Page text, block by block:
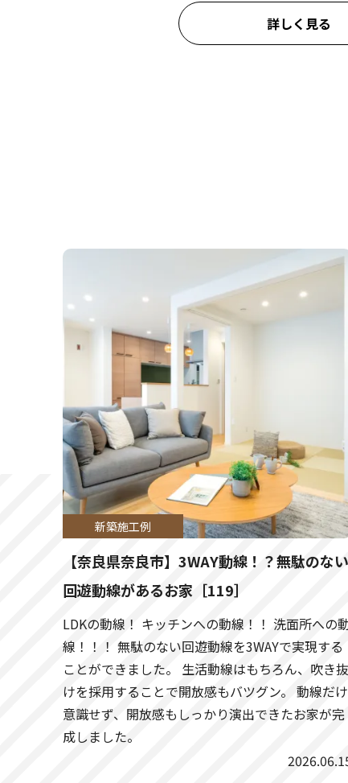
2026.03.28 兵庫
大
2026.03.07 大
2026.02.27 大
2026.02.21 大
2026.02.21 兵
2026.02.09 京
2026.02.03 大阪
2026.01.27 大阪
2026.01.23 京都
2026.01.17 京都
大阪
詳しく見る
新築施工例
【奈良県奈良市】3WAY動線！？無駄のない
回遊動線があるお家［119］
LDKの動線！ キッチンへの動線！！ 洗面所への
線！！！ 無駄のない回遊動線を3WAYで実現する
ことができました。 生活動線はもちろん、吹き抜
けを採用することで開放感もバツグン。 動線だけ
意識せず、開放感もしっかり演出できたお家が完
成しました。